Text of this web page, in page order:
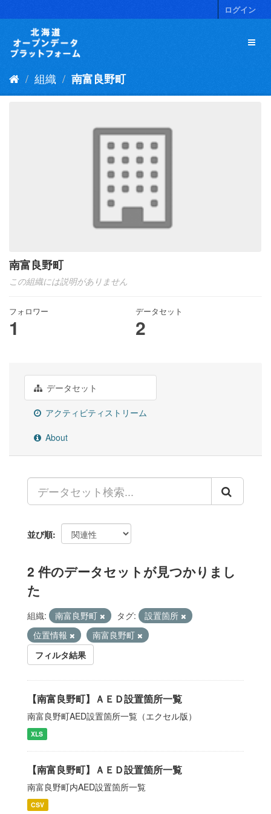
キ
ログイン
組織 南富良野町
南富良野町
この組織には説明がありません
フォロワー
1
データセット
2
データセット
アクティビティストリーム
About
並び順
2 件のデータセットが見つかりまし
た
組織: 南富良野町 タグ:
設置箇所
位置情報
南富良野町
フィルタ結果
【南富良野町】ＡＥＤ設置箇所一覧
南富良野町AED設置箇所一覧（エクセル版）
XLS
【南富良野町】ＡＥＤ設置箇所一覧
南富良野町内AED設置箇所一覧
CSV